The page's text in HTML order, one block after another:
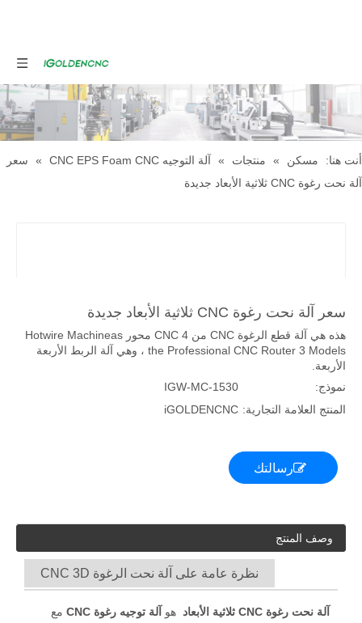
أنت هنا: مسكن » منتجات » آلة التوجيه CNC EPS Foam CNC »
سعر
آلة نحت رغوة CNC ثلاثية الأبعاد جديدة
سعر آلة نحت رغوة CNC ثلاثية الأبعاد جديدة
هذه هي آلة قطع الرغوة CNC من CNC 4 محور Hotwire Machineas
the Professional CNC Router 3 Models ، وهي آلة الربط الأربعة
الأربعة.
نموذج:
IGW-MC-1530
المنتج العلامة التجارية: iGOLDENCNC
رسالتك
وصف المنتج
نظرة عامة على آلة نحت الرغوة CNC 3D
آلة نحت رغوة CNC ثلاثية الأبعاد هو آلة توجيه رغوة CNC
مع